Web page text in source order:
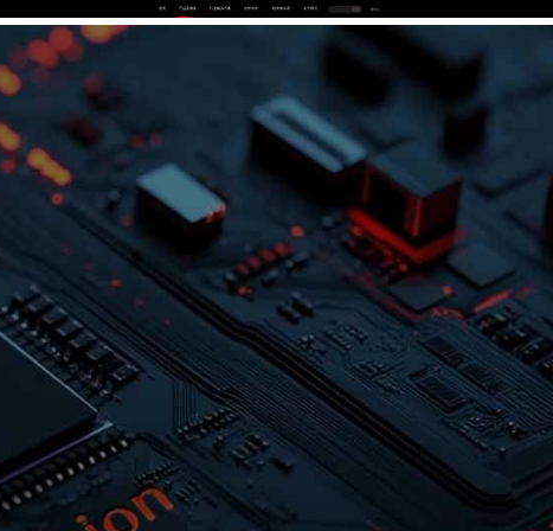
首页 产品及服务 行业解决方案 合作伙伴 投资者关系 关于我们 中EN